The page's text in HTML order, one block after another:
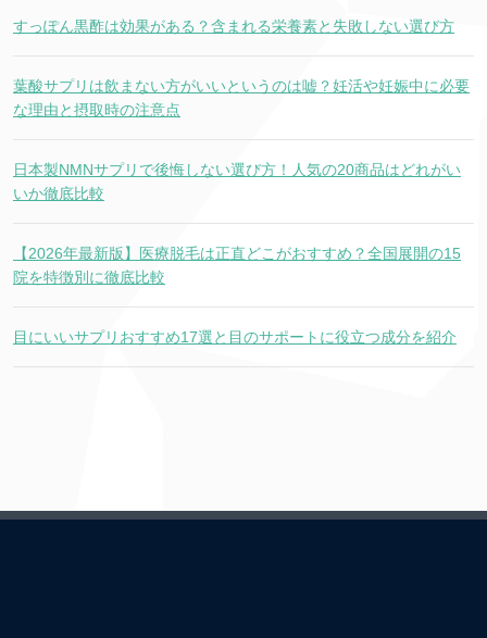
すっぽん黒酢は効果がある？含まれる栄養素と失敗しない選び方
葉酸サプリは飲まない方がいいというのは嘘？妊活や妊娠中に必要
な理由と摂取時の注意点
日本製NMNサプリで後悔しない選び方！人気の20商品はどれがい
いか徹底比較
【2026年最新版】医療脱毛は正直どこがおすすめ？全国展開の15
院を特徴別に徹底比較
目にいいサプリおすすめ17選と目のサポートに役立つ成分を紹介